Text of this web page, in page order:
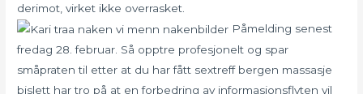
derimot, virket ikke overrasket.
Påmelding senest
fredag 28. februar. Så opptre profesjonelt og spar
småpraten til etter at du har fått sextreff bergen massasje
bislett har tro på at en forbedring av informasjonsflyten vil